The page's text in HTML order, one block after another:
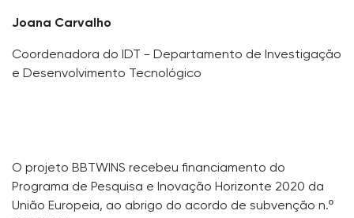
Joana Carvalho
Coordenadora do IDT - Departamento de Investigação
e Desenvolvimento Tecnológico
O projeto BBTWINS recebeu financiamento do
Programa de Pesquisa e Inovação Horizonte 2020 da
União Europeia, ao abrigo do acordo de subvenção n.º